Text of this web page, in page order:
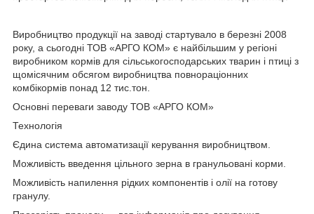
Виробництво продукції на заводі стартувало в березні 2008
року, а сьогодні ТОВ «АРГО КОМ» є найбільшим у регіоні
виробником кормів для сільськогосподарських тварин і птиці з
щомісячним обсягом виробництва повнораціонних
комбікормів понад 12 тис.тон.
Основні переваги заводу ТОВ «АРГО КОМ»
Технологія
Єдина система автоматизації керування виробництвом.
Можливість введення цільного зерна в гранульовані корми.
Можливість напилення рідких компонентів і олії на готову
гранулу.